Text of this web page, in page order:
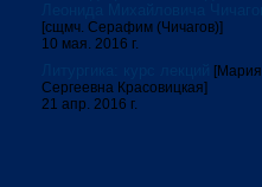
[сщмч. Серафим (Чичагов)]
10 мая. 2016 г.
[Мария
Сергеевна Красовицкая]
21 апр. 2016 г.